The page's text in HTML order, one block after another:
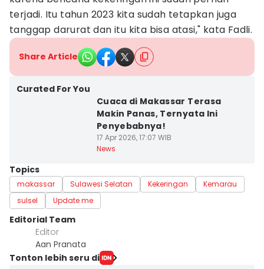
terjadi. Itu tahun 2023 kita sudah tetapkan juga
tanggap darurat dan itu kita bisa atasi," kata Fadli.
Share Article
Curated For You
Cuaca di Makassar Terasa
Makin Panas, Ternyata Ini
Penyebabnya!
17 Apr 2026, 17:07 WIB
News
Topics
makassar Sulawesi Selatan Kekeringan
Kemarau
sulsel
Update me
Editorial Team
Editor
Aan Pranata
Tonton lebih seru di